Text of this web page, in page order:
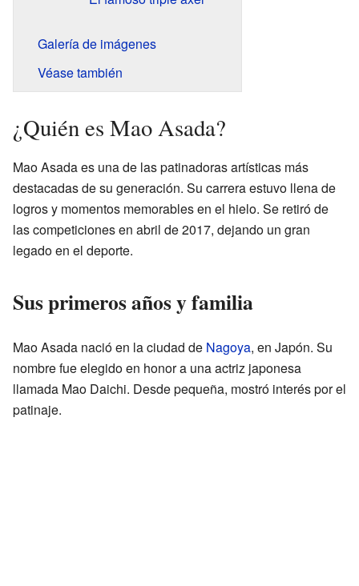
Galería de imágenes
Véase también
¿Quién es Mao Asada?
Mao Asada es una de las patinadoras artísticas más
destacadas de su generación. Su carrera estuvo llena de
logros y momentos memorables en el hielo. Se retiró de
las competiciones en abril de 2017, dejando un gran
legado en el deporte.
Sus primeros años y familia
Mao Asada nació en la ciudad de Nagoya, en Japón. Su
nombre fue elegido en honor a una actriz japonesa
llamada Mao Daichi. Desde pequeña, mostró interés por el
patinaje.